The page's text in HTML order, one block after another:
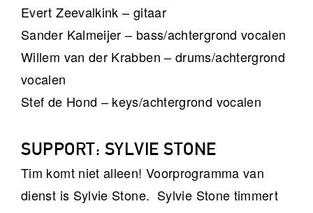
Evert Zeevalkink – gitaar
Sander Kalmeijer – bass/achtergrond vocalen
Willem van der Krabben – drums/achtergrond
vocalen
Stef de Hond – keys/achtergrond vocalen
SUPPORT: SYLVIE STONE
Tim komt niet alleen! Voorprogramma van
dienst is Sylvie Stone. Sylvie Stone timmert